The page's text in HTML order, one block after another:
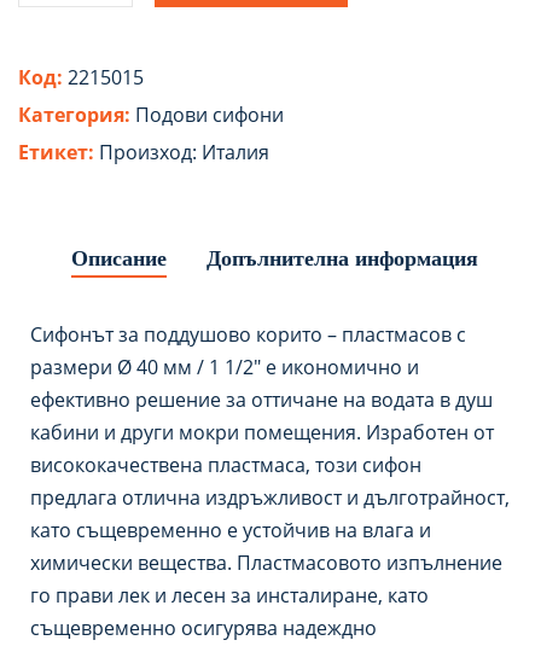
Код: 2215015
Категория: Подови сифони
Етикет: Произход: Италия
Описание Допълнителна информация
Сифонът за поддушово корито – пластмасов с
размери Ø 40 мм / 1 1/2″ е икономично и
ефективно решение за оттичане на водата в душ
кабини и други мокри помещения. Изработен от
висококачествена пластмаса, този сифон
предлага отлична издръжливост и дълготрайност,
като същевременно е устойчив на влага и
химически вещества. Пластмасовото изпълнение
го прави лек и лесен за инсталиране, като
същевременно осигурява надеждно